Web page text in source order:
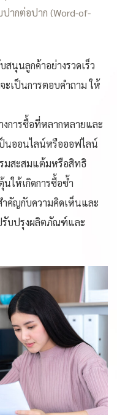
ากต่อปาก (Word-of-
สนุนลูกค้าอย่างรวดเร็ว
เป็นการตอบคำถาม ให้
งการซื้อที่หลากหลายและ
ป็นออนไลน์หรือออฟไลน์
มสะสมแต้มหรือสิทธิ
ให้เกิดการซื้อซ้ำ
ำคัญกับความคิดเห็นและ
รับปรุงผลิตภัณฑ์และ